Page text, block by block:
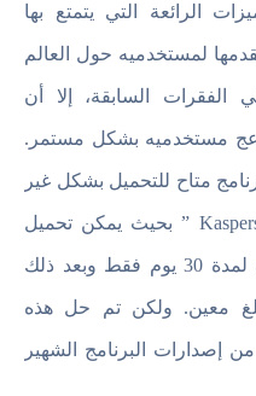
الرائعة التي يتمتع بها
لمستخدميه حول العالم
الفقرات السابقة، إلا أن
مستخدميه بشكل مستمر.
متاح للتحميل بشكل غير
مجاني ” Kaspersky Premium download ” بحيث يمكن تحميل
نسخة تجريبية مجانية منه صالحة لمدة 30 يوم فقط وبعد ذلك
معين. ولكن تم حل هذه
إصدارات البرنامج الشهير